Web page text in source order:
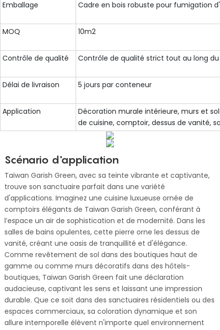
Emballage Cadre en bois robuste pour fumigation
MOQ 10m2
Contrôle de qualité Contrôle de qualité strict tout au long
Délai de livraison 5 jours par conteneur
Application
Décoration murale intérieure, murs et
de cuisine, comptoir, dessus de vanité,
Scénario d'application
Taiwan Garish Green, avec sa teinte vibrante et captivante,
trouve son sanctuaire parfait dans une variété
d'applications. Imaginez une cuisine luxueuse ornée de
comptoirs élégants de Taiwan Garish Green, conférant à
l’espace un air de sophistication et de modernité. Dans les
salles de bains opulentes, cette pierre orne les dessus de
vanité, créant une oasis de tranquillité et d'élégance.
Comme revêtement de sol dans des boutiques haut de
gamme ou comme murs décoratifs dans des hôtels-
boutiques, Taiwan Garish Green fait une déclaration
audacieuse, captivant les sens et laissant une impression
durable. Que ce soit dans des sanctuaires résidentiels ou des
espaces commerciaux, sa coloration dynamique et son
allure intemporelle élèvent n'importe quel environnement